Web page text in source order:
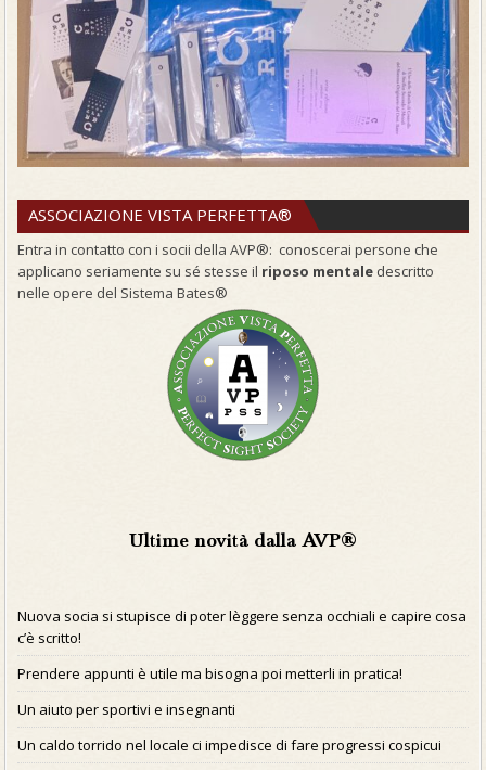
ASSOCIAZIONE VISTA PERFETTA®
Entra in contatto con i socii della AVP®: conoscerai persone che
applicano seriamente su sé stesse il riposo mentale descritto
nelle opere del Sistema Bates®
Ultime novità dalla AVP®
Nuova socia si stupisce di poter lèggere senza occhiali e capire cosa
c’è scritto!
Prendere appunti è utile ma bisogna poi metterli in pratica!
Un aiuto per sportivi e insegnanti
Un caldo torrido nel locale ci impedisce di fare progressi cospicui